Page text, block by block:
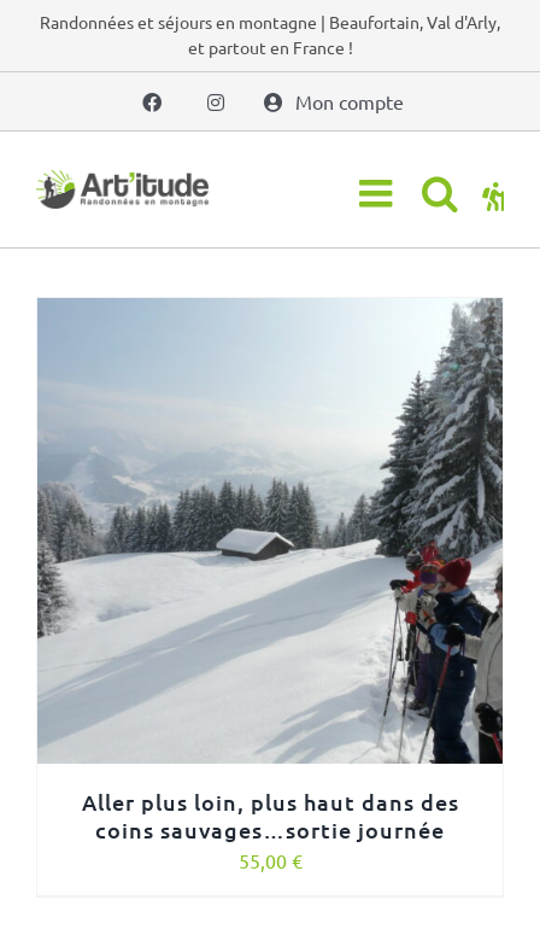
PasserRandonnées et séjours en montagne | Beaufortain, Val d'Arly,
et partout en France !
Mon compte
Aller plus loin, plus haut dans des
coins sauvages…sortie journée
55,00 €